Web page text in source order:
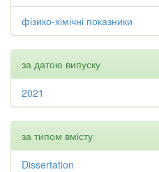
фізико-хімічні показники
за датою випуску
2021
за типом вмісту
Dissertation